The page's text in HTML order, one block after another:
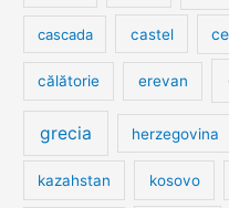
cascada castel
călătorie erevan
grecia herzegovina
kazahstan kosovo